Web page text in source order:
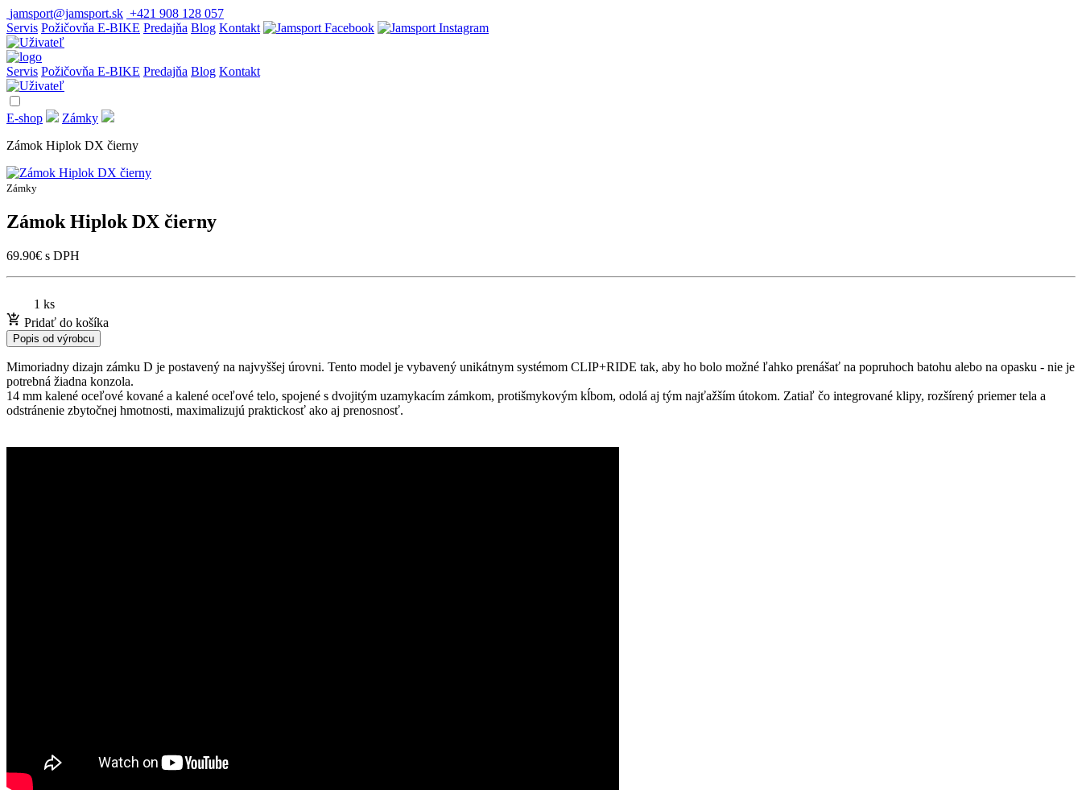
jamsport@jamsport.sk +421 908 128 057
Servis Požičovňa E-BIKE Predajňa Blog Kontakt
Servis Požičovňa E-BIKE Predajňa Blog Kontakt
E-shop
Zámky
Zámok Hiplok DX čierny
Zámky
Zámok Hiplok DX čierny
69.90€ s DPH
1 ks
Pridať do košíka
Popis od výrobcu
Mimoriadny dizajn zámku D je postavený na najvyššej úrovni. Tento model je vybavený unikátnym systémom CLIP+RIDE tak, aby ho bolo možné ľahko prenášať na popruhoch batohu alebo na opasku - nie je
potrebná žiadna konzola.
14 mm kalené oceľové kované a kalené oceľové telo, spojené s dvojitým uzamykacím zámkom, protišmykovým kĺbom, odolá aj tým najťažším útokom. Zatiaľ čo integrované klipy, rozšírený priemer tela a
odstránenie zbytočnej hmotnosti, maximalizujú praktickosť ako aj prenosnosť.